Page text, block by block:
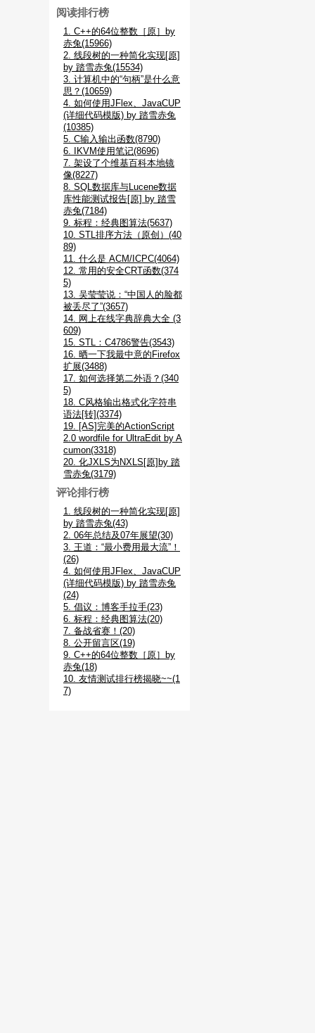
阅读排行榜
1. C++的64位整数［原］by
赤兔(15966)
2. 线段树的一种简化实现[原]
by 踏雪赤兔(15534)
3. 计算机中的“句柄”是什么意
思？(10659)
4. 如何使用JFlex、JavaCUP
(详细代码模版) by 踏雪赤兔
(10385)
5. C输入输出函数(8790)
6. IKVM使用笔记(8696)
7. 架设了个维基百科本地镜
像(8227)
8. SQL数据库与Lucene数据
库性能测试报告[原] by 踏雪
赤兔(7184)
9. 标程：经典图算法(5637)
10. STL排序方法（原创）(40
89)
11. 什么是 ACM/ICPC(4064)
12. 常用的安全CRT函数(374
5)
13. 吴莹莹说：“中国人的脸都
被丢尽了”(3657)
14. 网上在线字典辞典大全 (3
609)
15. STL：C4786警告(3543)
16. 晒一下我最中意的Firefox
扩展(3488)
17. 如何选择第二外语？(340
5)
18. C风格输出格式化字符串
语法[转](3374)
19. [AS]完美的ActionScript
2.0 wordfile for UltraEdit by A
cumon(3318)
20. 化JXLS为NXLS[原]by 踏
雪赤兔(3179)
评论排行榜
1. 线段树的一种简化实现[原]
by 踏雪赤兔(43)
2. 06年总结及07年展望(30)
3. 王道：“最小费用最大流”！
(26)
4. 如何使用JFlex、JavaCUP
(详细代码模版) by 踏雪赤兔
(24)
5. 倡议：博客手拉手(23)
6. 标程：经典图算法(20)
7. 备战省赛！(20)
8. 公开留言区(19)
9. C++的64位整数［原］by
赤兔(18)
10. 友情测试排行榜揭晓~~(1
7)